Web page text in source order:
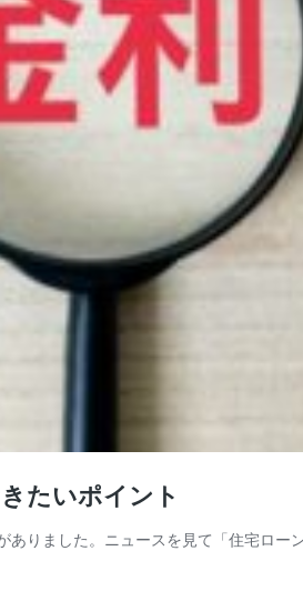
たいポイント
りました。ニュースを見て「住宅ロ